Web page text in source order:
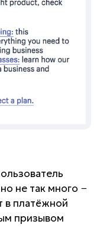
не так много −
в платёжной
призывом